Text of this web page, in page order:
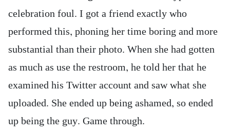
celebration foul. I got a friend exactly who
performed this, phoning her time boring and more
substantial than their photo. When she had gotten
as much as use the restroom, he told her that he
examined his Twitter account and saw what she
uploaded. She ended up being ashamed, so ended
up being the guy. Game through.